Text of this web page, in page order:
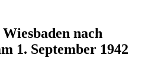
nach
1. September 1942